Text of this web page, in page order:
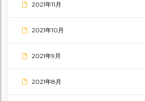
2021年11月
2021年10月
2021年9月
2021年8月